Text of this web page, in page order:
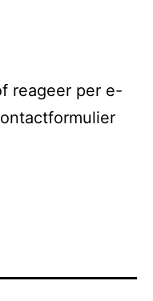
reageer per e-